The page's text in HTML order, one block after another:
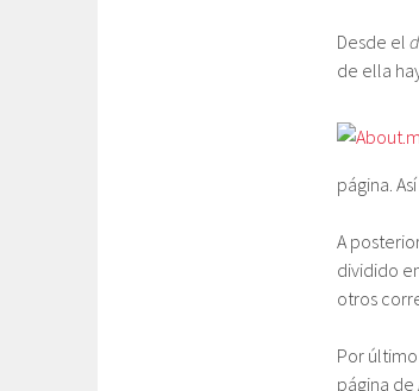
Desde el
de ella
página.
A
dividido
otros
Por
página